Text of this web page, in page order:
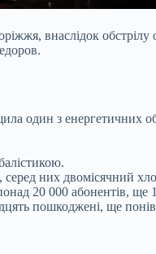
внаслідок
один з енергетичних
них двомісячний
20 000 абонентів,
пошкоджені, ще